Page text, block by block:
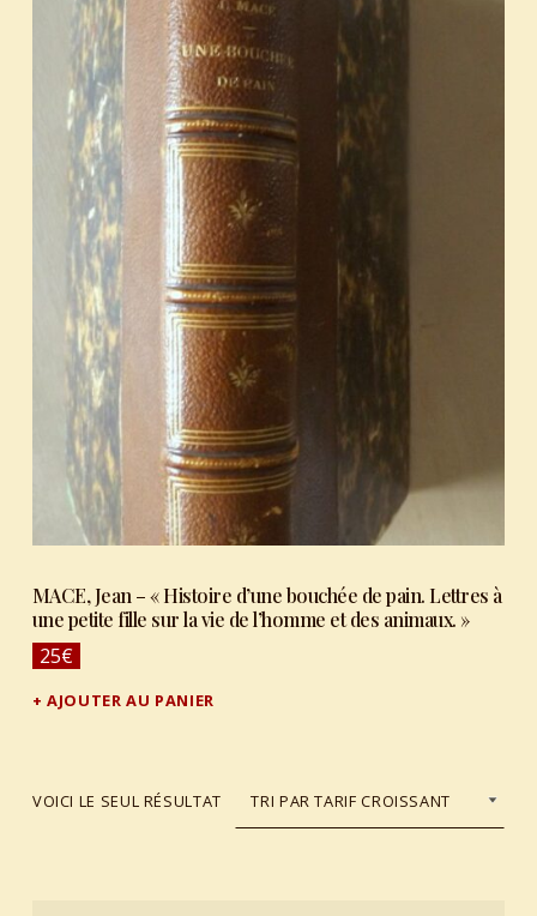
MACE, Jean – « Histoire d’une bouchée de pain. Lettres à
une petite fille sur la vie de l’homme et des animaux. »
25€
AJOUTER AU PANIER
VOICI LE SEUL RÉSULTAT